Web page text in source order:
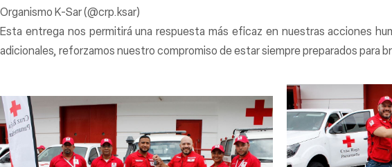
Organismo K-Sar (@crp.ksar)
Esta entrega nos permitirá una respuesta más eficaz en nuestras acciones
adicionales, reforzamos nuestro compromiso de estar siempre preparados para